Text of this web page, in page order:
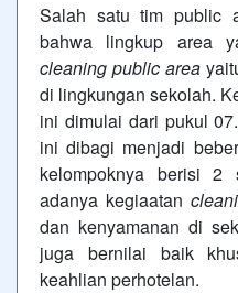
Salah satu tim public
bahwa lingkup area
cleaning public area
di lingkungan sekolah.
ini dimulai dari pukul
ini dibagi menjadi
kelompoknya berisi 2
adanya kegiaatan
dan kenyamanan di
juga bernilai baik
keahlian perhotelan.